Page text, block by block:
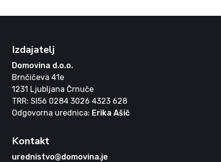
Izdajatelj
Domovina d.o.o.
Brnčičeva 41e
1231 Ljubljana Črnuče
TRR: SI56 0284 3026 4323 628
Odgovorna urednica: Erika Ašič
Kontakt
urednistvo@domovina.je